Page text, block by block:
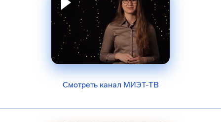
Смотреть канал МИЭТ-ТВ